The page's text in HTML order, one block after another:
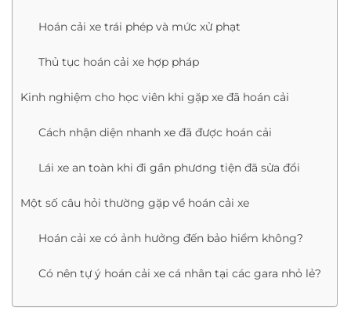
Hoán cải xe trái phép và mức xử phạt
Thủ tục hoán cải xe hợp pháp
Kinh nghiệm cho học viên khi gặp xe đã hoán cải
Cách nhận diện nhanh xe đã được hoán cải
Lái xe an toàn khi đi gần phương tiện đã sửa đổi
Một số câu hỏi thường gặp về hoán cải xe
Hoán cải xe có ảnh hưởng đến bảo hiểm không?
Có nên tự ý hoán cải xe cá nhân tại các gara nhỏ lẻ?